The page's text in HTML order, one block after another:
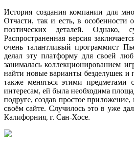
История создания компании для
Отчасти, так и есть, в особенности
поэтических деталей. Однако,
Распространенная версия
очень талантливый программист
делал эту платформу для своей
занималась коллекционированием
найти новые варианты безделушек и
также меняться этими предметами
интересам, ей была необходима
подруге, создав простое приложение,
своём сайте. Случилось это в уже
Калифорния, г. Сан-Хосе.